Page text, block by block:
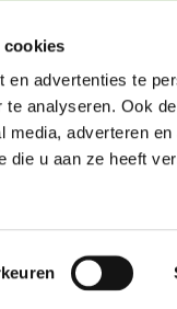
cookies
en advertenties te
analyseren. Ook
adverteren
die u aan ze heeft